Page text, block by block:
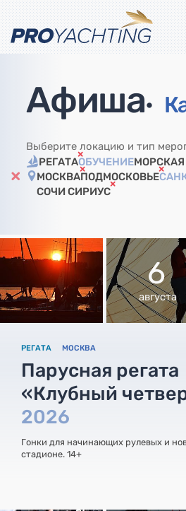
Афиша•
Выберите локацию и тип
РЕГАТАОБУЧЕНИЕ
МОСКВАПОДМОСКОВЬЕ
СОЧИ СИРИУС
6
августа
РЕГАТА МОСКВА
Парусная регата
«Клубный
2026
Гонки для начинающих рулевых и
стадионе. 14+